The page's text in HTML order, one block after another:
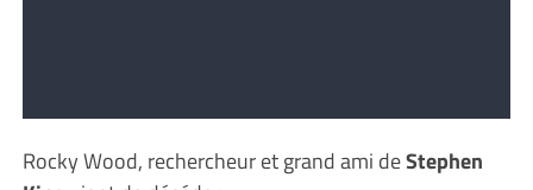
Rocky Wood, rechercheur et grand ami deStephen